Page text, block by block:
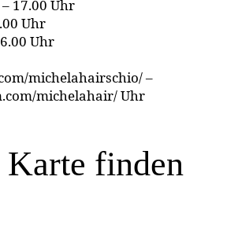
17.00 Uhr
Uhr
Uhr
michelahairschio/ –
michelahair/ Uhr
finden